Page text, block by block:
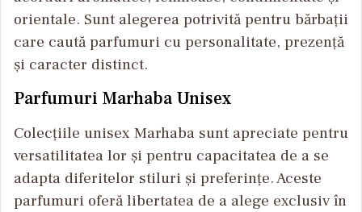
orientale. Sunt alegerea potrivită pentru bărbații
care caută parfumuri cu personalitate, prezență
și caracter distinct.
Parfumuri Marhaba Unisex
Colecțiile unisex Marhaba sunt apreciate pentru
versatilitatea lor și pentru capacitatea de a se
adapta diferitelor stiluri și preferințe. Aceste
parfumuri oferă libertatea de a alege exclusiv în